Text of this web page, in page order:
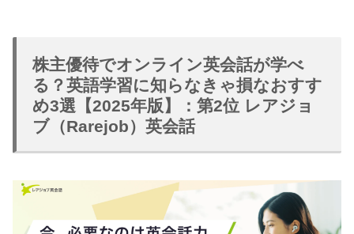
株主優待でオンライン英会話が学べ
る？英語学習に知らなきゃ損なおすす
め3選【2025年版】：第2位 レアジョ
ブ（Rarejob）英会話